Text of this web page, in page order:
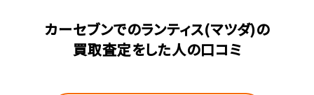
カーセブンでのランティス(マツダ)の
買取査定をした人の口コミ